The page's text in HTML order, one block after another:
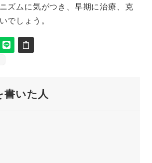
ズムに気がつき、早期に治療、克
でしょう。
書いた人